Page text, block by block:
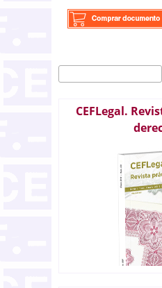
Formulario de
Buscar
CEFLegal.